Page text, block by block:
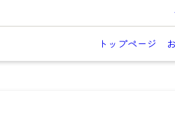
トップページ